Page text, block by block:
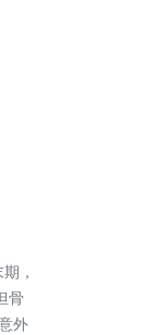
，
骨
外